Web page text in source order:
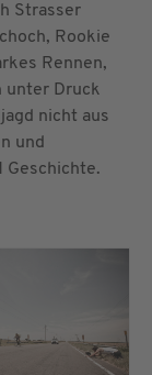
Strasser
Rookie
Rennen,
unter Druck
nicht aus
und
Geschichte.